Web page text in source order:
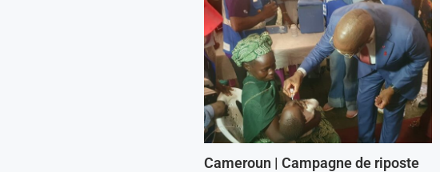
Cameroun | Campagne de riposte